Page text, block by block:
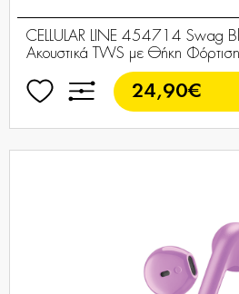
CELLULAR LINE 454714 Swag
Ακουστικά TWS με Θήκη
24,90€